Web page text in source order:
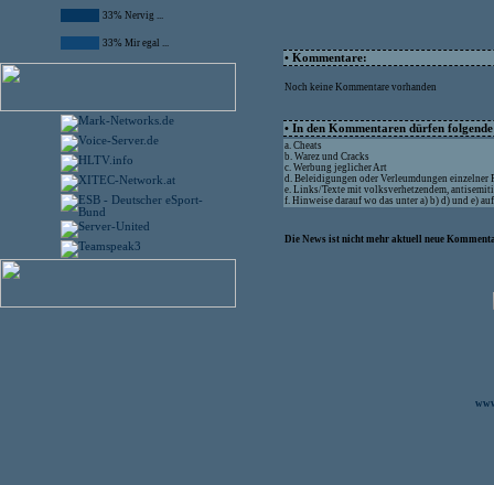
33% Nervig ...
33% Mir egal ...
• Kommentare:
Noch keine Kommentare vorhanden
• In den Kommentaren dürfen
a. Cheats
b. Warez und Cracks
c. Werbung jeglicher Art
d. Beleidigungen oder Verleumdungen einzelner
e. Links/Texte mit volksverhetzendem,
f. Hinweise darauf wo das unter a) b) d) und e)
Die News ist nicht mehr aktuell neue